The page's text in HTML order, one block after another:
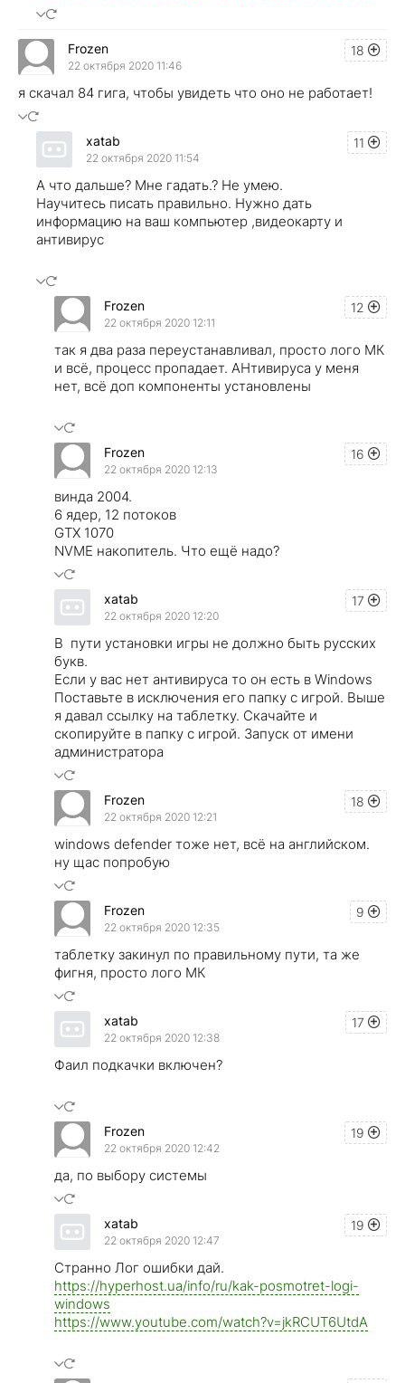
18
Frozen
22 октября 2020 11:46
я скачал 84 гига, чтобы увидеть что оно не работает!
11
xatab
22 октября 2020 11:54
А что дальше? Мне гадать.? Не умею.
Научитесь писать правильно. Нужно дать
информацию на ваш компьютер ,видеокарту и
антивирус
12
Frozen
22 октября 2020 12:11
так я два раза переустанавливал, просто лого МК
и всё, процесс пропадает. АНтивируса у меня
нет, всё доп компоненты установлены
16
Frozen
22 октября 2020 12:13
винда 2004.
6 ядер, 12 потоков
GTX 1070
NVME накопитель. Что ещё надо?
17
xatab
22 октября 2020 12:20
В пути установки игры не должно быть русских
букв.
Если у вас нет антивируса то он есть в Windows
Поставьте в исключения его папку с игрой. Выше
я давал ссылку на таблетку. Скачайте и
скопируйте в папку с игрой. Запуск от имени
администратора
18
Frozen
22 октября 2020 12:21
windows defender тоже нет, всё на английском.
ну щас попробую
9
Frozen
22 октября 2020 12:35
таблетку закинул по правильному пути, та же
фигня, просто лого МК
17
xatab
22 октября 2020 12:38
Фаил подкачки включен?
19
Frozen
22 октября 2020 12:42
да, по выбору системы
19
xatab
22 октября 2020 12:47
Странно Лог ошибки дай.
https://hyperhost.ua/info/ru/kak-posmotret-logi-
windows
https://www.youtube.com/watch?v=jkRCUT6UtdA